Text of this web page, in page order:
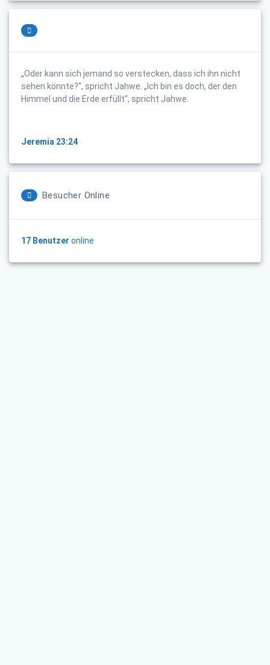
„Oder kann sich jemand so verstecken, dass ich ihn nicht
sehen könnte?“, spricht Jahwe. „Ich bin es doch, der den
Himmel und die Erde erfüllt“, spricht Jahwe.
Jeremia 23:24
Besucher Online
17 Benutzer online